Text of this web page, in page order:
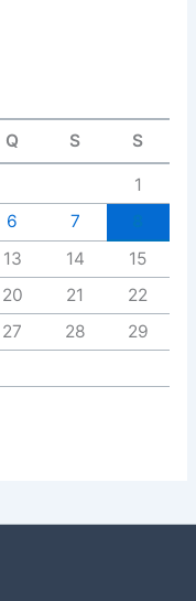
Q S S
1
6 7
13 14
15
20 21
22
27 28
29